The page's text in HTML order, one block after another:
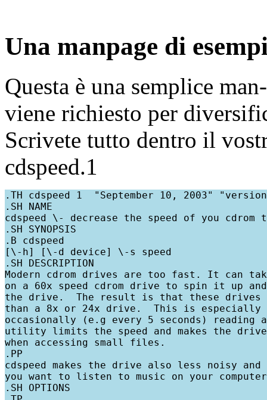
Una manpage di
Questa è una semplice
viene richiesto per
Scrivete tutto dentro il
cdspeed.1
.TH cdspeed 1  "September 10, 2003" "version
.SH NAME
cdspeed \- decrease the speed of you
.SH SYNOPSIS
.B cdspeed
[\-h] [\-d device] \-s speed
.SH DESCRIPTION
Modern cdrom drives are too fast. It can
on a 60x speed cdrom drive to spin it up
the drive.  The result is that these
than a 8x or 24x drive.  This is
occasionally (e.g every 5 seconds)
utility limits the speed and makes the drive
when accessing small files.
.PP
cdspeed makes the drive also less noisy
you want to listen to music on your
.SH OPTIONS